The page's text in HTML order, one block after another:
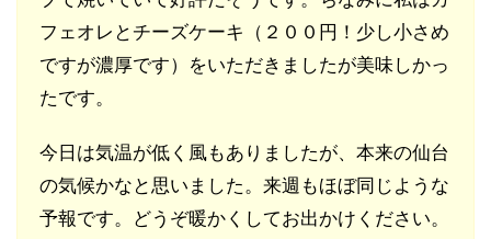
フェオレとチーズケーキ（２００円！少し小さめ
ですが濃厚です）をいただきましたが美味しかっ
たです。
今日は気温が低く風もありましたが、本来の仙台
の気候かなと思いました。来週もほぼ同じような
予報です。どうぞ暖かくしてお出かけください。